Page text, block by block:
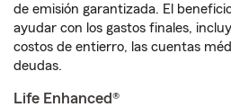
de emisión garantizada. El
ayudar con los gastos finales,
costos de entierro, las cuentas
deudas.
Life Enhanced®